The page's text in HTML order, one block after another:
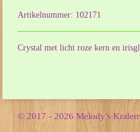
Artikelnummer: 102171
Crystal met licht roze kern en
© 2017 - 2026 Melody's